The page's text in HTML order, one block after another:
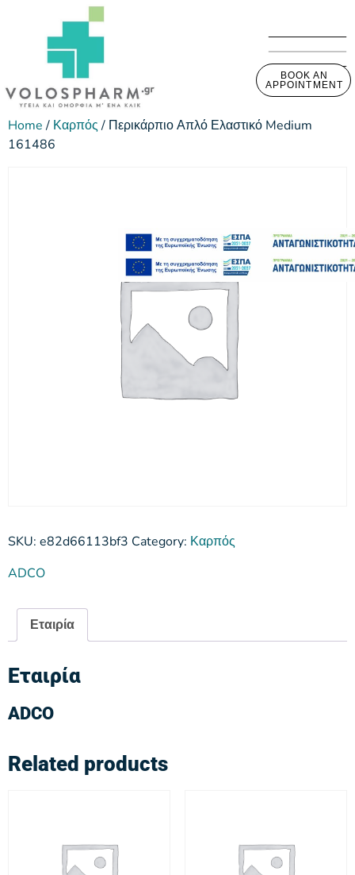
BOOK AN
APPOINTMENT
Home/ Καρπός/ Περικάρπιο Απλό Ελαστικό Medium
161486
SKU: e82d66113bf3 Category: Καρπός
ADCO
Εταιρία
Εταιρία
ADCO
Related products